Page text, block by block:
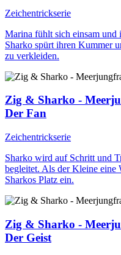
Zeichentrickserie
Marina fühlt sich einsam und
Sharko spürt ihren Kummer
zu verkleiden.
Zig & Sharko -
Der Fan
Zeichentrickserie
Sharko wird auf Schritt und
begleitet. Als der Kleine eine
Sharkos Platz ein.
Zig & Sharko -
Der Geist